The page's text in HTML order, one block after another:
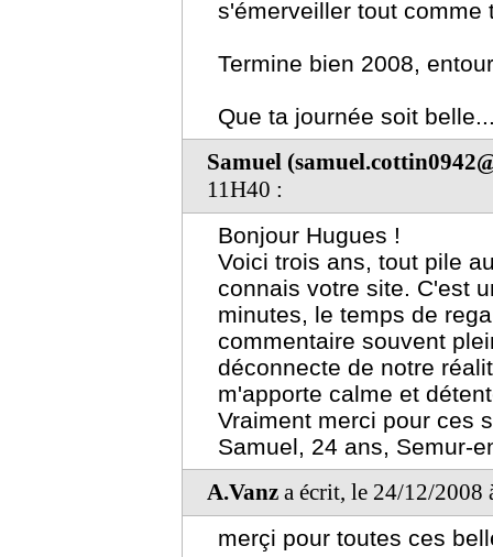
s'émerveiller tout comme
Termine bien 2008,
Que ta journée soit
Samuel
11H40 :
Bonjour Hugues !
Voici trois ans, tout pile
connais votre site. C'est
minutes, le temps de
commentaire souvent
déconnecte de notre
m'apporte calme et
Vraiment merci pour ces
Samuel, 24 ans, Semur-
A.Vanz a écrit, le 24/12/2008
merçi pour toutes ces